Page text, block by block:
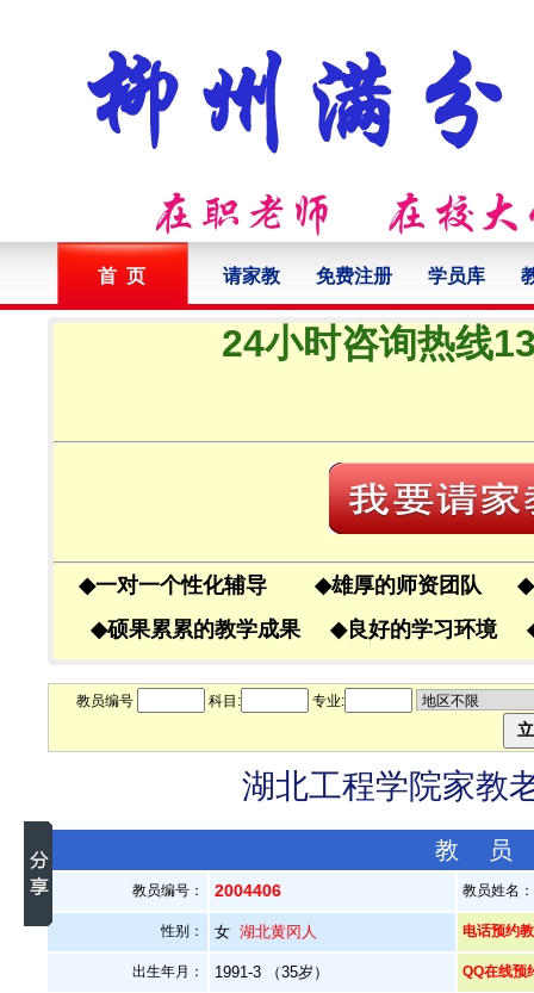
首 页 请家教 免费注册 学员库
24小时咨询热线
◆一对一个性化辅导 ◆雄厚的师资团队 ◆
◆硕果累累的教学成果 ◆良好的学习环境
教员编号 科目: 专业:
湖北工程学院家教
教
教员编号： 2004406 教员姓名
性别： 女湖北黄冈人 电话预约
出生年月： 1991-3 （35岁） QQ在线预